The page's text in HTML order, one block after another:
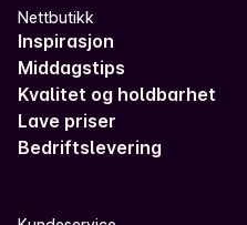
Nettbutikk
Inspirasjon
Middagstips
Kvalitet og holdbarhet
Lave priser
Bedriftslevering